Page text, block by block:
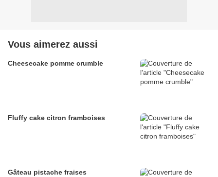
Vous aimerez aussi
Cheesecake pomme crumble
Fluffy cake citron framboises
Gâteau pistache fraises